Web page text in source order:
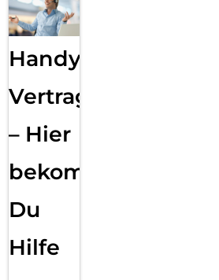
Handy
Vertragsabwicklung
– Hier
bekommst
Du
Hilfe